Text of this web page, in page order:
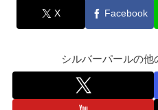
X Facebook
シルバーパールの他